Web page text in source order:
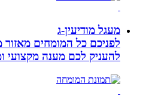
מעגל מודיעין-ג
לפניכם כל המומחים מאזור
להעניק לכם מענה מקצועי